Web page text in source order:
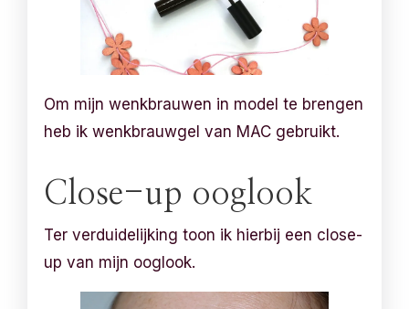
Om mijn wenkbrauwen in model te brengen
heb ik wenkbrauwgel van MAC gebruikt.
Close-up ooglook
Ter verduidelijking toon ik hierbij een close-
up van mijn ooglook.